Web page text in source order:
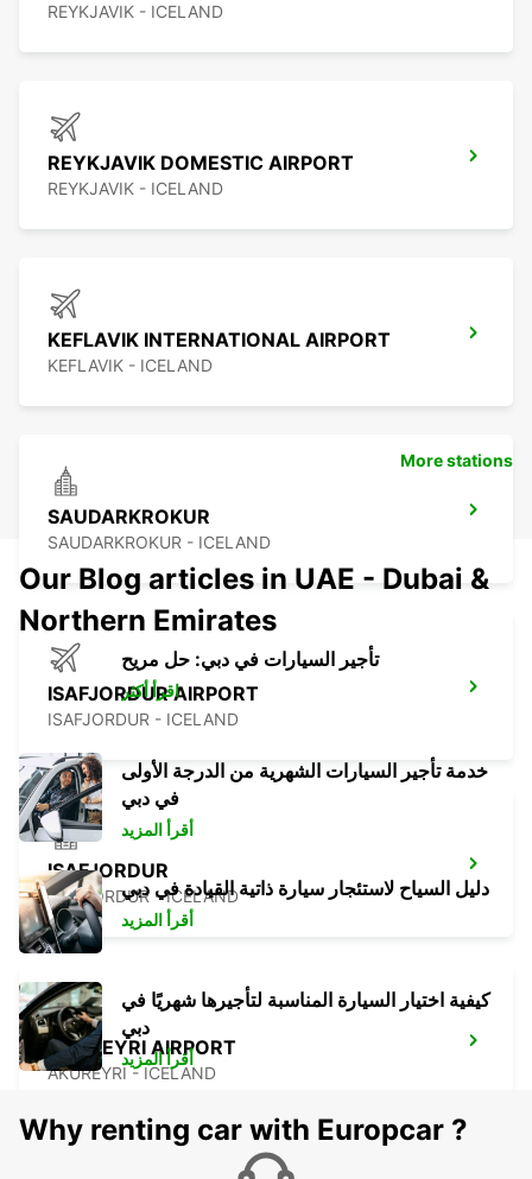
REYKJAVIK - ICELAND
REYKJAVIK DOMESTIC AIRPORT
REYKJAVIK - ICELAND
KEFLAVIK INTERNATIONAL AIRPORT
KEFLAVIK - ICELAND
SAUDARKROKUR
SAUDARKROKUR - ICELAND
ISAFJORDUR AIRPORT
ISAFJORDUR - ICELAND
ISAFJORDUR
ISAFJORDUR - ICELAND
AKUREYRI AIRPORT
AKUREYRI - ICELAND
More stations
Our Blog articles in UAE - Dubai &
Northern Emirates
تأجير السيارات في دبي: حل مريح
اقرأ أكثر
خدمة تأجير السيارات الشهرية من الدرجة الأولى
في دبي
أقرأ المزيد
دليل السياح لاستئجار سيارة ذاتية القيادة في دبي
أقرأ المزيد
كيفية اختيار السيارة المناسبة لتأجيرها شهريًا في
دبي
أقرأ المزيد
Why renting car with Europcar ?